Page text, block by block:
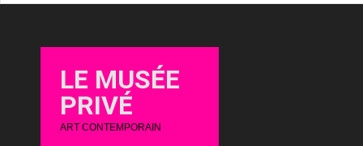
LE MUSÉE
PRIVÉ
ART CONTEMPORAIN